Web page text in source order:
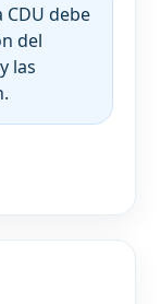
debe
del
las